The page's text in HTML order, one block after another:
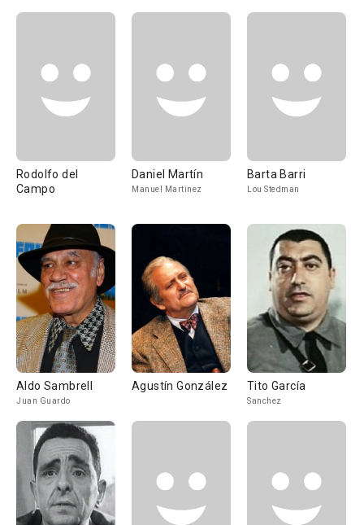
Rodolfo del
Campo
Daniel Martín
Manuel Martinez
Barta Barri
Lou Stedman
Aldo Sambrell
Juan Guardo
Agustín González Tito García
Sanchez